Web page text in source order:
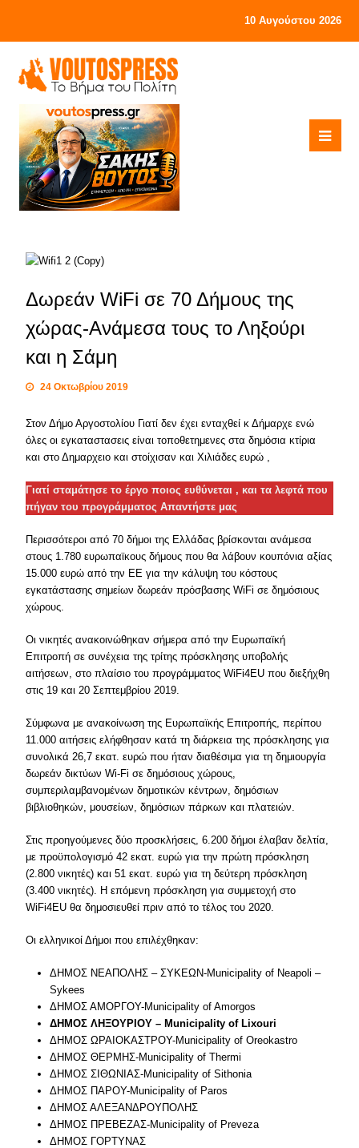
10 Αυγούστου 2026
Δωρεάν WiFi σε 70 Δήμους της
χώρας-Ανάμεσα τους το Ληξούρι
και η Σάμη
24 Οκτωβρίου 2019
Στον Δήμο Αργοστολίου Γιατί δεν έχει ενταχθεί κ Δήμαρχε ενώ
όλες οι εγκαταστασεις είναι τοποθετημενες στα δημόσια κτίρια
και στο Δημαρχειο και στοίχισαν και Χιλιάδες ευρώ ,
Γιατί σταμάτησε το έργο ποιος ευθύνεται , και τα λεφτά που
πήγαν του προγράμματος Απαντήστε μας
Περισσότεροι από 70 δήμοι της Ελλάδας βρίσκονται ανάμεσα
στους 1.780 ευρωπαϊκους δήμους που θα λάβουν κουπόνια αξίας
15.000 ευρώ από την ΕΕ για την κάλυψη του κόστους
εγκατάστασης σημείων δωρεάν πρόσβασης WiFi σε δημόσιους
χώρους.
Οι νικητές ανακοινώθηκαν σήμερα από την Ευρωπαϊκή
Επιτροπή σε συνέχεια της τρίτης πρόσκλησης υποβολής
αιτήσεων, στο πλαίσιο του προγράμματος WiFi4EU που διεξήχθη
στις 19 και 20 Σεπτεμβρίου 2019.
Σύμφωνα με ανακοίνωση της Ευρωπαϊκής Επιτροπής, περίπου
11.000 αιτήσεις ελήφθησαν κατά τη διάρκεια της πρόσκλησης για
συνολικά 26,7 εκατ. ευρώ που ήταν διαθέσιμα για τη δημιουργία
δωρεάν δικτύων Wi-Fi σε δημόσιους χώρους,
συμπεριλαμβανομένων δημοτικών κέντρων, δημόσιων
βιβλιοθηκών, μουσείων, δημόσιων πάρκων και πλατειών.
Στις προηγούμενες δύο προσκλήσεις, 6.200 δήμοι έλαβαν δελτία,
με προϋπολογισμό 42 εκατ. ευρώ για την πρώτη πρόσκληση
(2.800 νικητές) και 51 εκατ. ευρώ για τη δεύτερη πρόσκληση
(3.400 νικητές). Η επόμενη πρόσκληση για συμμετοχή στο
WiFi4EU θα δημοσιευθεί πριν από το τέλος του 2020.
Οι ελληνικοί Δήμοι που επιλέχθηκαν:
ΔΗΜΟΣ ΝΕΑΠΟΛΗΣ – ΣΥΚΕΩΝ-Municipality of Neapoli –
Sykees
ΔΗΜΟΣ ΑΜΟΡΓΟΥ-Municipality of Amorgos
ΔΗΜΟΣ ΛΗΞΟΥΡΙΟΥ – Municipality of Lixouri
ΔΗΜΟΣ ΩΡΑΙΟΚΑΣΤΡΟΥ-Municipality of Oreokastro
ΔΗΜΟΣ ΘΕΡΜΗΣ-Municipality of Thermi
ΔΗΜΟΣ ΣΙΘΩΝΙΑΣ-Municipality of Sithonia
ΔΗΜΟΣ ΠΑΡΟΥ-Municipality of Paros
ΔΗΜΟΣ ΑΛΕΞΑΝΔΡΟΥΠΟΛΗΣ
ΔΗΜΟΣ ΠΡΕΒΕΖΑΣ-Municipality of Preveza
ΔΗΜΟΣ ΓΟΡΤΥΝΑΣ